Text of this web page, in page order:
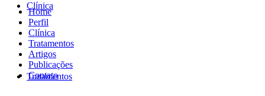
Clínica
Tratamentos
Home
Perfil
Clínica
Tratamentos
Artigos
Publicações
Contato